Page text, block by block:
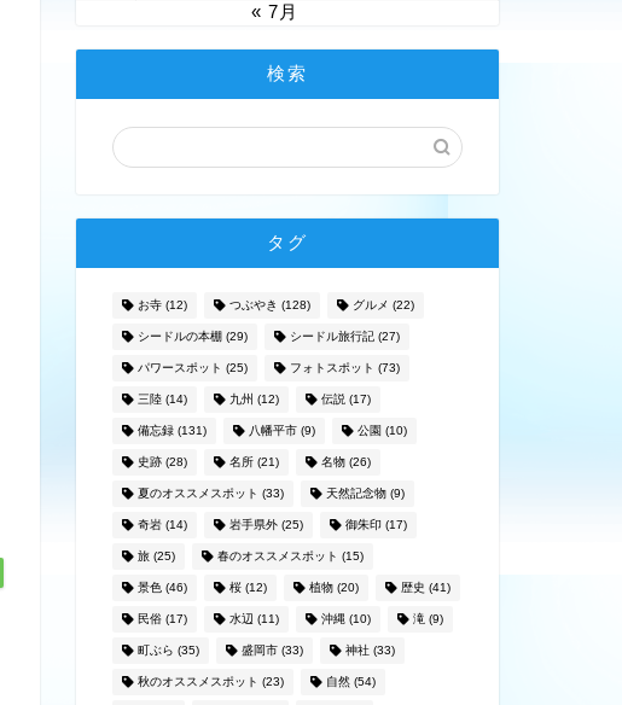
« 7月
検索
タグ
お寺(12) つぶやき (128) グルメ (22)
シードルの本棚(29) シードル旅行記(27)
パワースポット (25) フォトスポット (73)
三陸(14) 九州 (12) 伝説(17)
備忘録(131) 八幡平市(9) 公園 (10)
史跡(28) 名所(21) 名物(26)
夏のオススメスポット (33) 天然記念物(9)
奇岩(14) 岩手県外(25) 御朱印 (17)
旅(25) 春のオススメスポット (15)
景色(46) 桜(12) 植物(20) 歴史 (41)
民俗(17) 水辺 (11) 沖縄(10) 滝(9)
町ぶら (35) 盛岡市(33) 神社(33)
秋のオススメスポット (23) 自然(54)